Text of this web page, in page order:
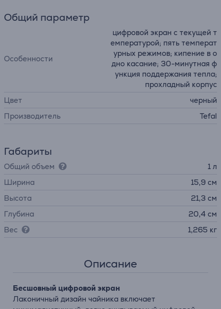
Общий параметр
Особенности
цифровой экран с текущей т
емпературой; пять температ
урных режимов; кипение в о
дно касание; 30-минутная ф
ункция поддержания тепла;
прохладный корпус
Цвет
черный
Производитель
Tefal
Габариты
Общий объем
1 л
Ширина
15,9 см
Высота
21,3 см
Глубина
20,4 см
Вес
1,265 кг
Описание
Бесшовный цифровой экран
Лаконичный дизайн чайника включает